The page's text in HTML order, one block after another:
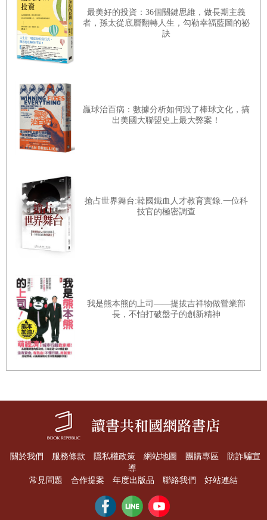
域」
｜1｜為何要「定義市場」？
何謂「定義市場」
盡可能選擇較大的市場
｜2｜行銷人「定義市場」的思考與技術
找出「切入點」
從五大重點評估市場是否有望
｜3｜在工作、職涯、人生活用「定義市場」
「定義市場」也可用於平常的工作
將「定義市場」活用在職涯發展
STEP2 定義價值
｜1｜為何要「定義價值」？
「價值的定義」決定了生意的成敗
｜2｜行銷人「定義價值」的思考與技術
理解價值之後，自行創造該價值的「法則」
提到「行銷」，大多數人會認為這是以「顧客」為對象的商業活動。
但是，行銷的對象不必非得是「顧客」不可。
動、大學招生、政治人物拉票、慈善團體募款，全都有可以稱之為行
實際上，大學教學所使用的行銷教科書中，還會另立章節說明慈善團
體或政治團體的行銷活動。
【重點3】所謂行銷……創造、傳達、搬運、交換對顧客、工作夥
那麼，「可稱之為行銷的活動或過程」，具體來說是什麼呢？
這才是最大的重點。
用一句話簡單來說，
交換。
◆所謂行銷，就是「創造價值，然後傳達、送達、進行交換」
在此以「捐款」為例說明：某動物保護團體，為了妥善管理地區內的
浪貓，預備籌措捐款。
這個團體所要創造的價值
現這個目標，他們訂立了運作規則，並用海報等廣為宣傳活動。看到
幸福生活的社會」進行
讓浪貓可以跟地區共生的活動，並定期向支援者報告活動狀況，藉此
透過一連串的活動，這個團體創造了價值，然後傳達、交換並送達給
最美好的投資：36個關鍵思維，做長期主義
者，孫太從底層翻轉人生，勾勒幸福藍圖的祕
訣
贏球治百病：數據分析如何毀了棒球文化，搞
出美國大聯盟史上最大弊案！
搶占世界舞台:韓國鐵血人才教育實錄.一位科
技官的極密調查
我是熊本熊的上司——提拔吉祥物做營業部
長，不怕打破盤子的創新精神
關於我們 服務條款 隱私權政策 網站地圖 團購專區
防詐騙宣
導
常見問題
合作提案 年度出版品 聯絡我們 好站連結